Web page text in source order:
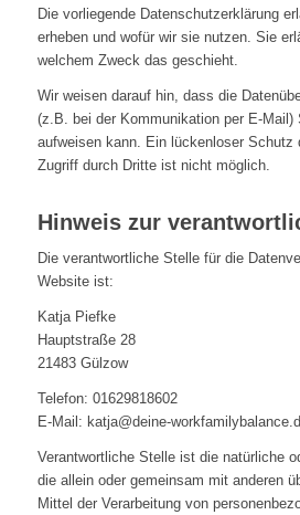
Die vorliegende Datenschutzerklärung
erheben und wofür wir sie nutzen. Sie
welchem Zweck das geschieht.
Wir weisen darauf hin, dass die
(z.B. bei der Kommunikation per E-Mail)
aufweisen kann. Ein lückenloser Schutz
Zugriff durch Dritte ist nicht möglich.
Hinweis zur
Die verantwortliche Stelle für die
Website ist:
Katja Piefke
Hauptstraße 28
21483 Gülzow
Telefon: 01629818602
E-Mail: katja@deine-
Verantwortliche Stelle ist die natürliche
die allein oder gemeinsam mit anderen
Mittel der Verarbeitung von